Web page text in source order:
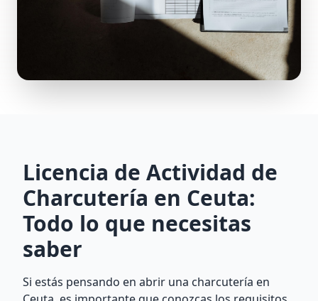
Licencia de Actividad de
Charcutería en Ceuta:
Todo lo que necesitas
saber
Si estás pensando en abrir una charcutería en